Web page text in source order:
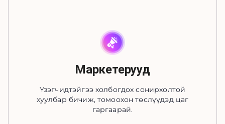
Маркетерууд
Үзэгчидтэйгээ холбогдох сонирхолтой
хуулбар бичиж, томоохон төслүүдэд цаг
гаргаарай.